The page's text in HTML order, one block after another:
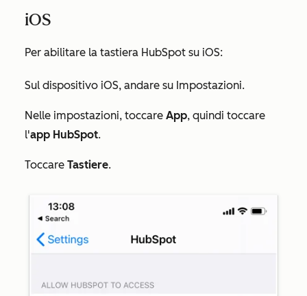
iOS
Per abilitare la tastiera HubSpot su iOS:
Sul dispositivo iOS, andare su Impostazioni.
Nelle impostazioni, toccare App, quindi toccare
l'app HubSpot.
Toccare Tastiere.